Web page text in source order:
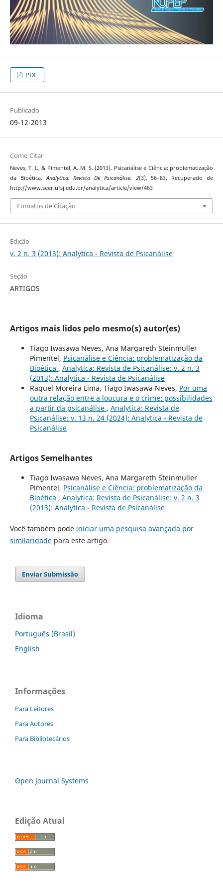
PDF
Publicado
09-12-2013
Como Citar
Neves, T. I., & Pimentel, A. M. S. (2013). Psicanálise e Ciência: problematização
da Bioética.Analytica: Revista De Psicanálise, 2(3), 56–83. Recuperado de
http://www.seer.ufsj.edu.br/analytica/article/view/463
Fomatos de Citação
Edição
v. 2 n. 3 (2013): Analytica - Revista de Psicanálise
Seção
ARTIGOS
Artigos mais lidos pelo mesmo(s) autor(es)
Tiago Iwasawa Neves, Ana Margareth Steinmuller
Pimentel, Psicanálise e Ciência: problematização da
Bioética , Analytica: Revista de Psicanálise: v. 2 n. 3
(2013): Analytica - Revista de Psicanálise
Raquel Moreira Lima, Tiago Iwasawa Neves, Por uma
outra relação entre a loucura e o crime: possibilidades
a partir da psicanálise , Analytica: Revista de
Psicanálise: v. 13 n. 24 (2024): Analytica - Revista de
Psicanálise
Artigos Semelhantes
Tiago Iwasawa Neves, Ana Margareth Steinmuller
Pimentel, Psicanálise e Ciência: problematização da
Bioética , Analytica: Revista de Psicanálise: v. 2 n. 3
(2013): Analytica - Revista de Psicanálise
Você também pode iniciar uma pesquisa avançada por
similaridadepara este artigo.
Enviar Submissão
Idioma
Português (Brasil)
English
Informações
Para Leitores
Para Autores
Para Bibliotecários
Open Journal Systems
Edição Atual